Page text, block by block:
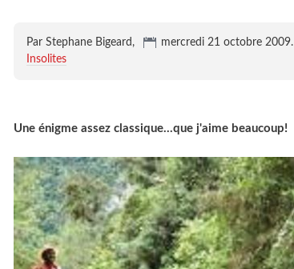
Par Stephane Bigeard, mercredi 21 octobre 2009.
Insolites
Une énigme assez classique...que j'aime beaucoup!